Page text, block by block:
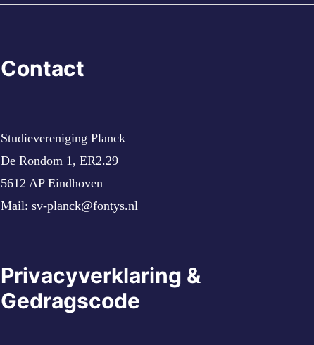
Contact
Studievereniging Planck
De Rondom 1, ER2.29
5612 AP Eindhoven
Mail: sv-planck@fontys.nl
Privacyverklaring &
Gedragscode